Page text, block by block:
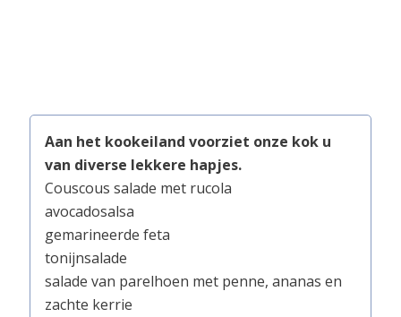
Aan het kookeiland voorziet onze kok u
van diverse lekkere hapjes.
Couscous salade met rucola
avocadosalsa
gemarineerde feta
tonijnsalade
salade van parelhoen met penne, ananas en
zachte kerrie